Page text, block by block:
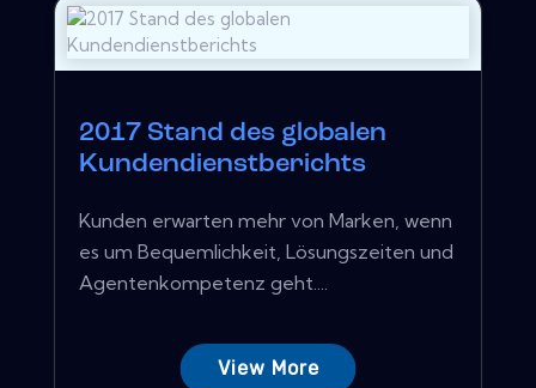
2017 Stand des globalen
Kundendienstberichts
Kunden erwarten mehr von Marken, wenn
es um Bequemlichkeit, Lösungszeiten und
Agentenkompetenz geht....
View More